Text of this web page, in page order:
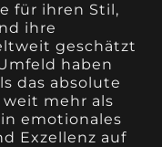
für ihren Stil,
ihre
geschätzt
haben
das absolute
mehr als
emotionales
Exzellenz auf